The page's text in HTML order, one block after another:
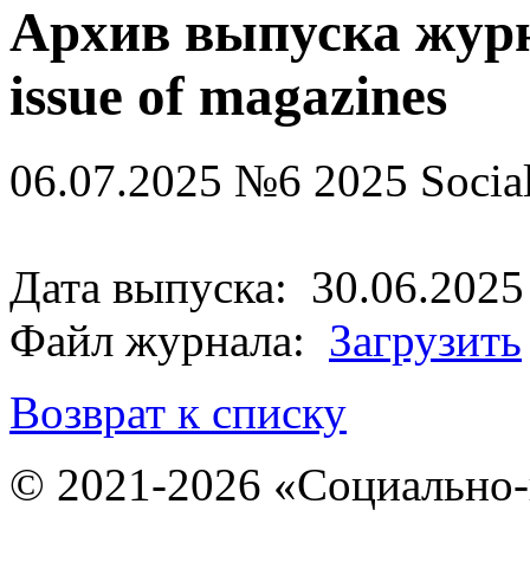
Архив выпуска
issue of magazines
06.07.2025 №6 2025
Дата выпуска: 30.06.2025
Файл журнала: Загрузить
Возврат к списку
© 2021-2026